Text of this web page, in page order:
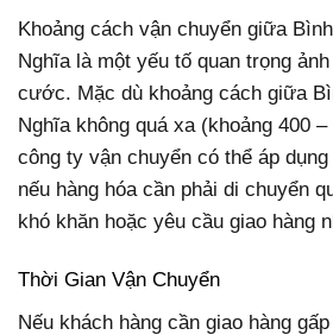
Khoảng cách vận chuyển giữa
Nghĩa là một yếu tố quan trọng
cước. Mặc dù khoảng cách giữa
Nghĩa không quá xa (khoảng 400
công ty vận chuyển có thể áp
nếu hàng hóa cần phải di chuyển
khó khăn hoặc yêu cầu giao hàng
Thời Gian Vận Chuyển
Nếu khách hàng cần giao hàng